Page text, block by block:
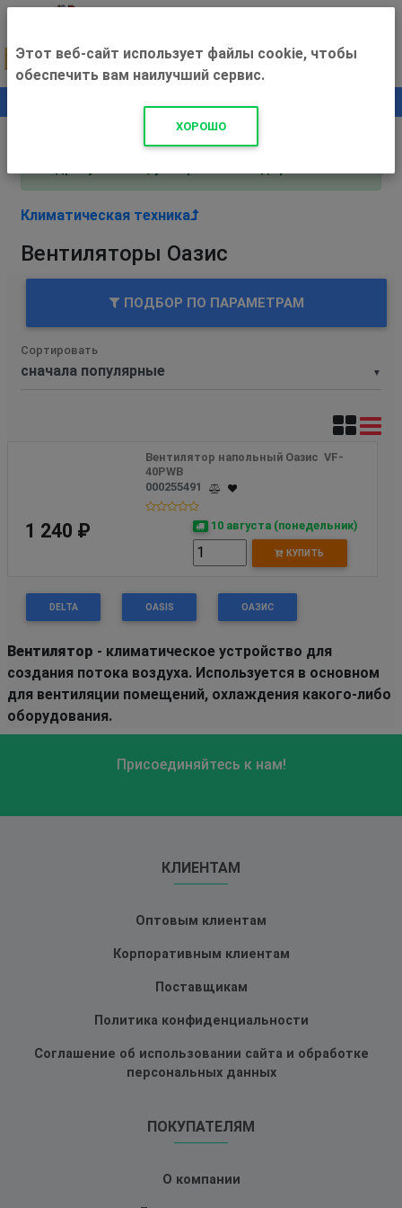
+500 ₽
Внимание! С 3 августа магазин работает по
Климатическая техника
Вентиляторы Оазис
ПОДБОР ПО ПАРАМЕТРАМ
▼
Сортировать
Вентилятор напольный Оазис  VF-
40PWB
000255491
1 240 ₽ 10 августа (понедельник)
КУПИТЬ
DELTA OASIS ОАЗИС
Вентилятор - климатическое устройство для
создания потока воздуха. Используется в основном
для вентиляции помещений, охлаждения какого-либо
оборудования.
Присоединяйтесь к нам!
КЛИЕНТАМ
Оптовым клиентам
Корпоративным клиентам
Поставщикам
Политика конфиденциальности
Соглашение об использовании сайта и обработке
персональных данных
ПОКУПАТЕЛЯМ
О компании
Этот веб-сайт использует файлы cookie, чтобы
обеспечить вам наилучший сервис.
ХОРОШО